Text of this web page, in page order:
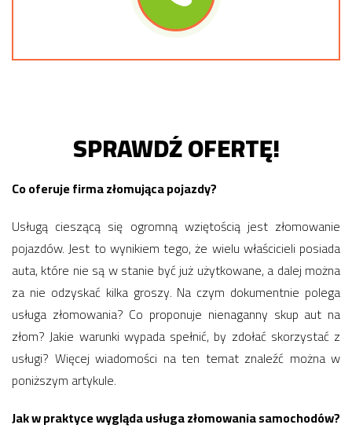
SPRAWDŹ OFERTĘ!
Co oferuje firma złomująca pojazdy?
Usługą cieszącą się ogromną wziętością jest złomowanie
pojazdów. Jest to wynikiem tego, że wielu właścicieli posiada
auta, które nie są w stanie być już użytkowane, a dalej można
za nie odzyskać kilka groszy. Na czym dokumentnie polega
usługa złomowania? Co proponuje nienaganny skup aut na
złom? Jakie warunki wypada spełnić, by zdołać skorzystać z
usługi? Więcej wiadomości na ten temat znaleźć można w
poniższym artykule.
Jak w praktyce wygląda usługa złomowania samochodów?